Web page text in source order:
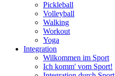
Pickleball
Volleyball
Walking
Workout
Yoga
Integration
Wilkommen im Sport
Ich komm' vom Sport!